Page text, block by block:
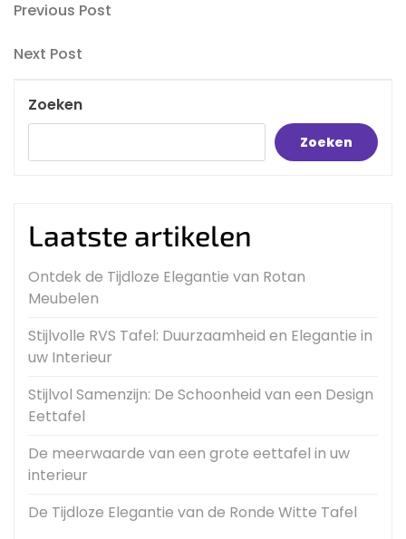
Bericht
navigatie
Previous
Previous Post
Next
Next Post
Zoeken
Zoeken
Laatste artikelen
Ontdek de Tijdloze Elegantie van Rotan
Meubelen
Stijlvolle RVS Tafel: Duurzaamheid en Elegantie in
uw Interieur
Stijlvol Samenzijn: De Schoonheid van een Design
Eettafel
De meerwaarde van een grote eettafel in uw
interieur
De Tijdloze Elegantie van de Ronde Witte Tafel